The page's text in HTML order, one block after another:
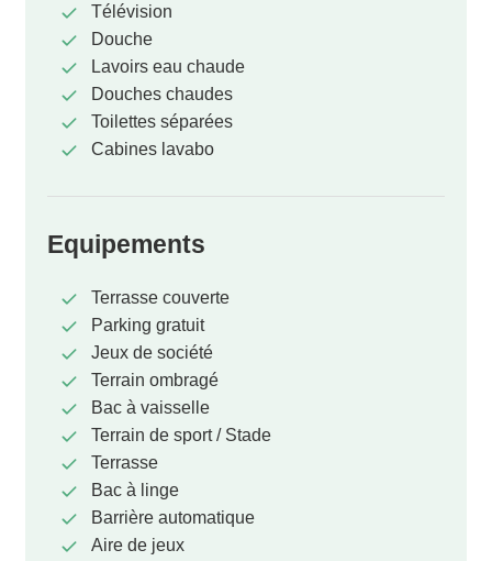
Télévision
Douche
Lavoirs eau chaude
Douches chaudes
Toilettes séparées
Cabines lavabo
Equipements
Terrasse couverte
Parking gratuit
Jeux de société
Terrain ombragé
Bac à vaisselle
Terrain de sport / Stade
Terrasse
Bac à linge
Barrière automatique
Aire de jeux